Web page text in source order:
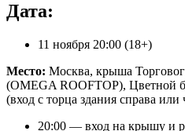
Дата:
11 ноября 20:00 (18+)
Место: Москва, крыша
(OMEGA ROOFTOP), Цветной
(вход с торца здания справа
20:00 — вход на крышу и